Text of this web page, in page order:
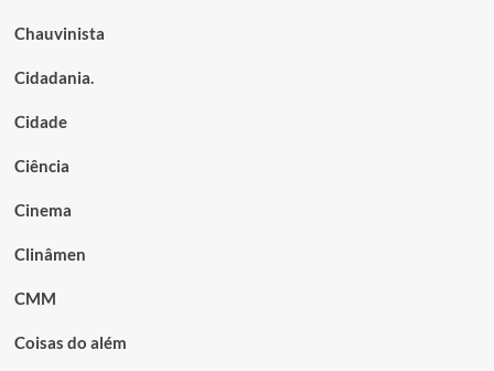
Chauvinista
Cidadania.
Cidade
Ciência
Cinema
Clinâmen
CMM
Coisas do além